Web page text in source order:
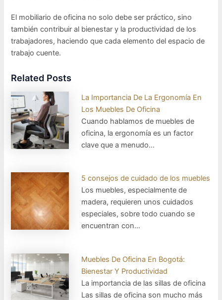
El mobiliario de oficina no solo debe ser práctico, sino
también contribuir al bienestar y la productividad de los
trabajadores, haciendo que cada elemento del espacio de
trabajo cuente.
Related Posts
La Importancia De La Ergonomía En
Los Muebles De Oficina
Cuando hablamos de muebles de
oficina, la ergonomía es un factor
clave que a menudo…
5 consejos de cuidado de los muebles
Los muebles, especialmente de
madera, requieren unos cuidados
especiales, sobre todo cuando se
encuentran con…
Muebles De Oficina En Bogotá:
Bienestar Y Productividad
La importancia de las sillas de oficina
Las sillas de oficina son mucho más